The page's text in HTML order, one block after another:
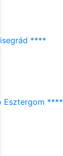
****
****